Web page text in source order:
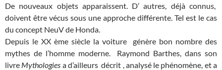
De nouveaux objets apparaissent. D’ autres, déjà connus,
doivent être vécus sous une approche différente. Tel est le cas
du concept NeuV de Honda.
Depuis le XX ème siècle la voiture génère bon nombre des
mythes de l’homme moderne. Raymond Barthes, dans son
livre Mythologies a d’ailleurs décrit , analysé le phénomène, et a